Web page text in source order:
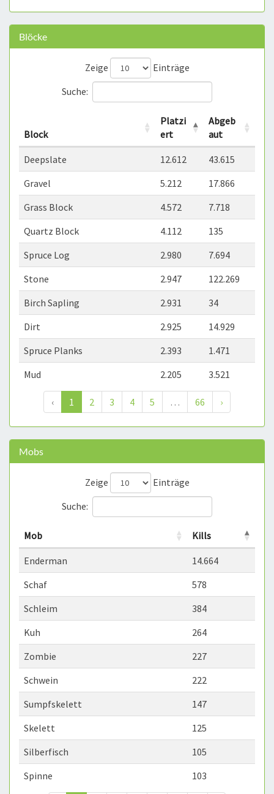
Blöcke
Zeige
Einträge
Suche:
Block
Platzi
ert
Abgeb
aut
Deepslate 12.612
43.615
Gravel
5.212
17.866
Grass Block
4.572
7.718
Quartz Block
4.112
135
Spruce Log
2.980
7.694
Stone
2.947
122.269
Birch Sapling
2.931
34
Dirt
2.925
14.929
Spruce Planks
2.393
1.471
Mud
2.205 3.521
‹ 1 2 3 4 5 … 66 ›
Mobs
Zeige
Einträge
Suche:
Mob Kills
Enderman
14.664
Schaf
578
Schleim
384
Kuh
264
Zombie
227
Schwein
222
Sumpfskelett
147
Skelett
125
Silberfisch
105
Spinne
103